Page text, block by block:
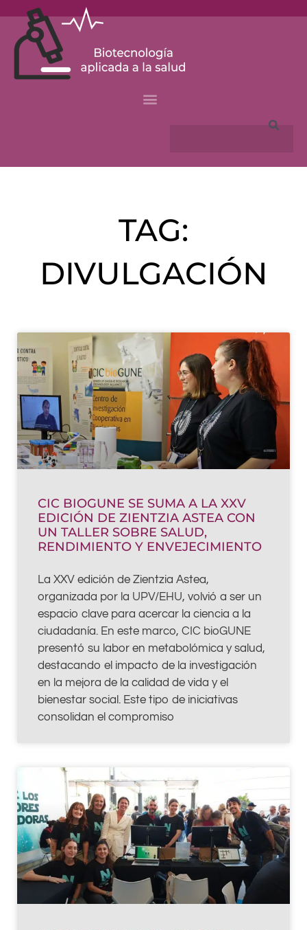
content
Search
TAG:
DIVULGACIÓN
CIC BIOGUNE SE SUMA A LA XXV
EDICIÓN DE ZIENTZIA ASTEA CON
UN TALLER SOBRE SALUD,
RENDIMIENTO Y ENVEJECIMIENTO
La XXV edición de Zientzia Astea,
organizada por la UPV/EHU, volvió a ser un
espacio clave para acercar la ciencia a la
ciudadanía. En este marco, CIC bioGUNE
presentó su labor en metabolómica y salud,
destacando el impacto de la investigación
en la mejora de la calidad de vida y el
bienestar social. Este tipo de iniciativas
consolidan el compromiso